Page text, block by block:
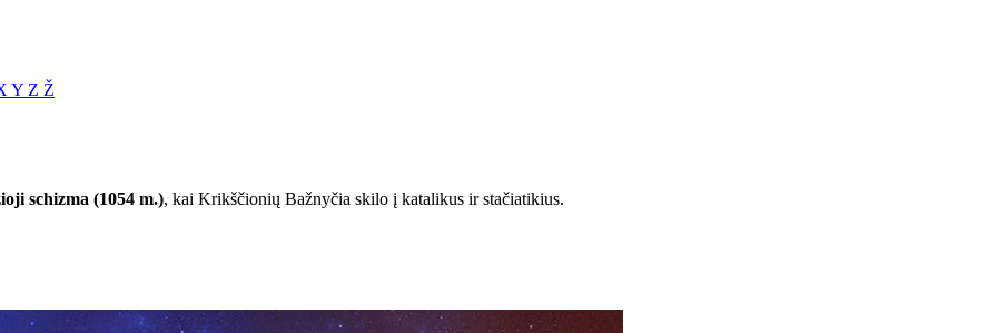
Y Z Ž
schizma (1054 m.), kai Krikščionių Bažnyčia skilo į katalikus ir stačiatikius.